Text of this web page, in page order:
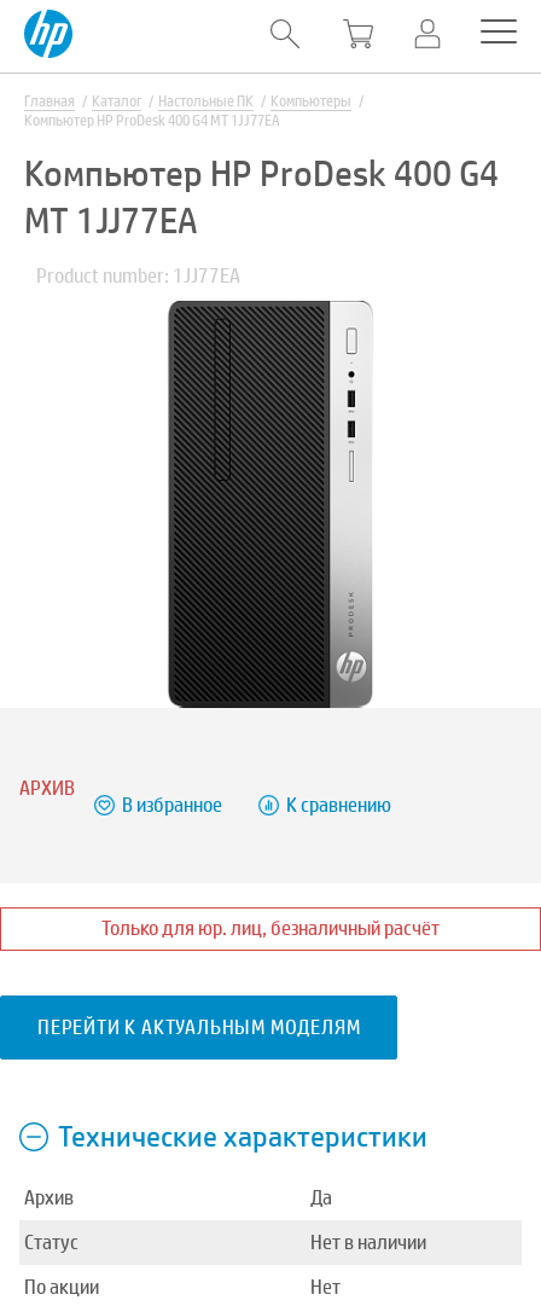
Главная Каталог Настольные ПК
Компьютеры
Компьютер HP ProDesk 400 G4 MT 1JJ77EA
Компьютер HP ProDesk 400 G4
MT 1JJ77EA
Product number: 1JJ77EA
АРХИВ
В избранное К сравнению
Только для юр. лиц, безналичный расчёт
ПЕРЕЙТИ К АКТУАЛЬНЫМ МОДЕЛЯМ
Технические характеристики
Архив
Да
Статус
Нет в наличии
По акции
Нет